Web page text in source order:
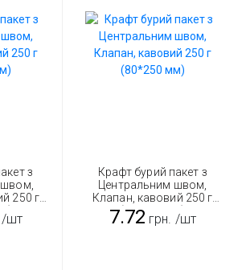
з
швом,
250 г
/шт
Крафт бурий пакет з
Центральним швом,
Клапан, кавовий 250 г
(80*250 мм)
7.72 грн. /шт